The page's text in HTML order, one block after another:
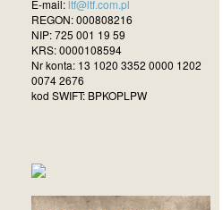
E-mail:ltf@ltf.com.pl
REGON: 000808216
NIP: 725 001 19 59
KRS: 0000108594
Nr konta: 13 1020 3352 0000 1202
0074 2676
kod SWIFT: BPKOPLPW